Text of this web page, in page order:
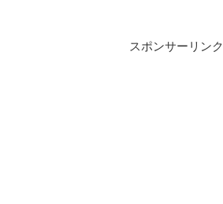
スポンサーリンク